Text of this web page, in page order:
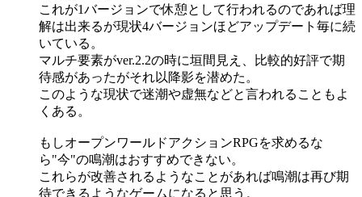
これが1バージョンで休憩として行われるのであれば理
解は出来るが現状4バージョンほどアップデート毎に続
いている。
マルチ要素がver.2.2の時に垣間見え、比較的好評で期
待感があったがそれ以降影を潜めた。
このような現状で迷潮や虚無などと言われることもよ
くある。
もしオープンワールドアクションRPGを求めるな
ら"今"の鳴潮はおすすめできない。
これらが改善されるようなことがあれば鳴潮は再び期
待できるようなゲームになると思う。